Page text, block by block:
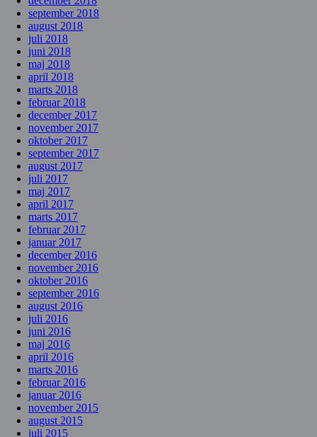
september 2018
august 2018
juli 2018
juni 2018
maj 2018
april 2018
marts 2018
februar 2018
december 2017
november 2017
oktober 2017
september 2017
august 2017
juli 2017
maj 2017
april 2017
marts 2017
februar 2017
januar 2017
december 2016
november 2016
oktober 2016
september 2016
august 2016
juli 2016
juni 2016
maj 2016
april 2016
marts 2016
februar 2016
januar 2016
november 2015
august 2015
juli 2015